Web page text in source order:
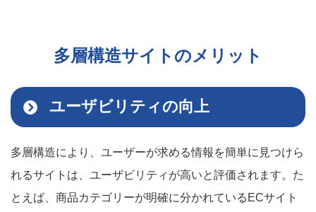
多層構造サイトのメリット
ユーザビリティの向上
多層構造により、ユーザーが求める情報を簡単に見つけら
れるサイトは、ユーザビリティが高いと評価されます。た
とえば、商品カテゴリーが明確に分かれているECサイト